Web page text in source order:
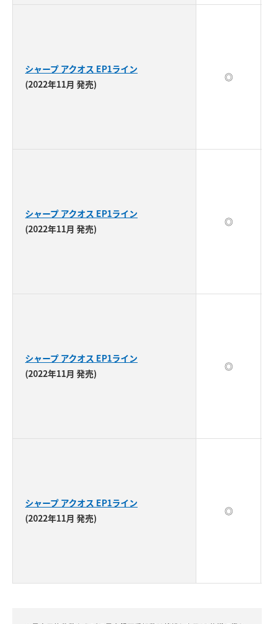
シャープ アクオス EP1ライン
(2022年11月 発売)
◎
シャープ アクオス EP1ライン
(2022年11月 発売)
◎
シャープ アクオス EP1ライン
(2022年11月 発売)
◎
シャープ アクオス EP1ライン
(2022年11月 発売)
◎